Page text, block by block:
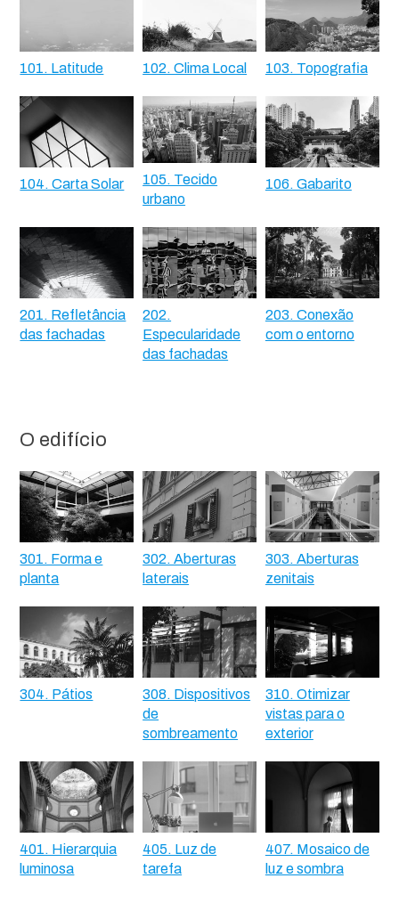
101. Latitude 102. Clima Local 103. Topografia
104. Carta Solar
105. Tecido
urbano
106. Gabarito
201. Refletância
das fachadas
202.
Especularidade
das fachadas
203. Conexão
com o entorno
O edifício
301. Forma e
planta
302. Aberturas
laterais
303. Aberturas
zenitais
304. Pátios
308. Dispositivos
de
sombreamento
310. Otimizar
vistas para o
exterior
401. Hierarquia
luminosa
405. Luz de
tarefa
407. Mosaico de
luz e sombra